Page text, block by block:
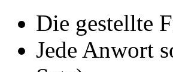
Die gestellte
Jede Anwort